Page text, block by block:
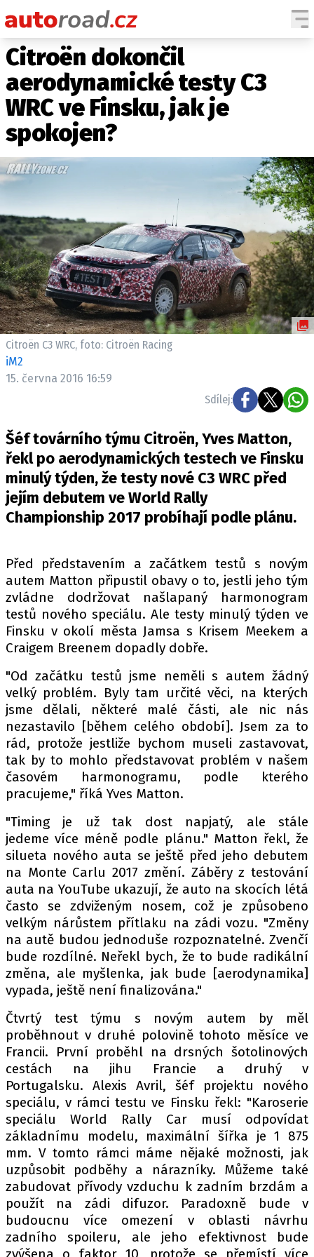
AUTA
TESTY AUT
NOVINKY
TECHNIKA
EKONOMIKA
ČESKÝ TRH
TUNING
PROFI
ELEKTRO
TESTY ELEKTROMOBILŮ
TRH S ELEKTROMOBILY
OSTATNÍ
TISKOVKY
ROZHOVORY
DAKAR
ZE SVĚTA
MOTORSPORT
PIT LANE
ČEŠI V AKCI
FIA CEZ & POHÁRY
MEZINÁRODNÍ SCÉNA
SLEDUJTE NÁS NA
Máte příběh, fotku nebo video?
Pošlete e-mail na autoroad.cz
ETICKÝ KODEX
KONTAKT
VYDAVATEL
INZERCE
OSOBNÍ ÚDAJE / COOKIES
Provozovatelem serveru autoroad.cz je
INCORP MEDIA GROUP s.r.o., IČ: 118 23 054
Citroën dokončil
aerodynamické testy C3
WRC ve Finsku, jak je
spokojen?
Citroën C3 WRC, foto: Citroën Racing
iM2
15. června 2016 16:59
Sdílej:
Šéf továrního týmu Citroën, Yves Matton,
řekl po aerodynamických testech ve Finsku
minulý týden, že testy nové C3 WRC před
jejím debutem ve World Rally
Championship 2017 probíhají podle plánu.
Před představením a začátkem testů s novým
autem Matton připustil obavy o to, jestli jeho tým
zvládne dodržovat našlapaný harmonogram
testů nového speciálu. Ale testy minulý týden ve
Finsku v okolí města Jamsa s Krisem Meekem a
Craigem Breenem dopadly dobře.
"Od začátku testů jsme neměli s autem žádný
velký problém. Byly tam určité věci, na kterých
jsme dělali, některé malé části, ale nic nás
nezastavilo [během celého období]. Jsem za to
rád, protože jestliže bychom museli zastavovat,
tak by to mohlo představovat problém v našem
časovém harmonogramu, podle kterého
pracujeme," říká Yves Matton.
"Timing je už tak dost napjatý, ale stále
jedeme více méně podle plánu." Matton řekl, že
silueta nového auta se ještě před jeho debutem
na Monte Carlu 2017 změní. Záběry z testování
auta na YouTube ukazují, že auto na skocích létá
často se zdviženým nosem, což je způsobeno
velkým nárůstem přítlaku na zádi vozu. "Změny
na autě budou jednoduše rozpoznatelné. Zvenčí
bude rozdílné. Neřekl bych, že to bude radikální
změna, ale myšlenka, jak bude [aerodynamika]
vypada, ještě není finalizována."
Čtvrtý test týmu s novým autem by měl
proběhnout v druhé polovině tohoto měsíce ve
Francii. První proběhl na drsných šotolinových
cestách na jihu Francie a druhý v
Portugalsku. Alexis Avril, šéf projektu nového
speciálu, v rámci testu ve Finsku řekl: "Karoserie
speciálu World Rally Car musí odpovídat
základnímu modelu, maximální šířka je 1 875
mm. V tomto rámci máme nějaké možnosti, jak
uzpůsobit podběhy a nárazníky. Můžeme také
zabudovat přívody vzduchu k zadním brzdám a
použít na zádi difuzor. Paradoxně bude v
budoucnu více omezení v oblasti návrhu
zadního spoileru, ale jeho efektivnost bude